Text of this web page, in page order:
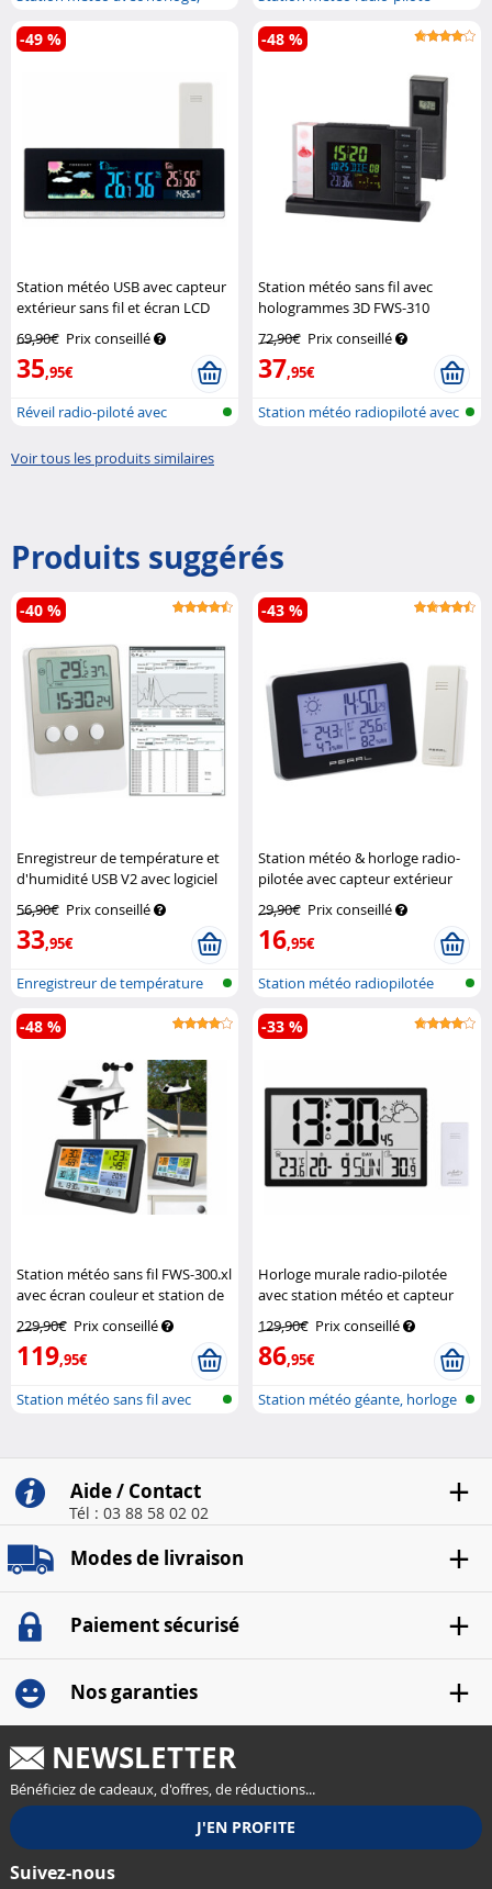
réveil,...
avec cap...
Station météo USB avec capteur
extérieur sans fil et écran LCD
69,90€ Prix conseillé
35,95€
-49 %
Réveil radio-piloté avec
Station météo sans fil avec
hologrammes 3D FWS-310
72,90€ Prix conseillé
37,95€
-48 %
Station météo radiopiloté avec
Voir tous les produits similaires
Produits suggérés
Enregistreur de température et
d'humidité USB V2 avec logiciel
56,90€ Prix conseillé
33,95€
-40 %
Enregistreur de température
et d'hy...
Station météo & horloge radio-
pilotée avec capteur extérieur
29,90€ Prix conseillé
16,95€
-43 %
Station météo radiopilotée
avec cap...
Station météo sans fil FWS-300.xl
avec écran couleur et station de
Infactory
229,90€ Prix conseillé
119,95€
-48 %
Station météo sans fil avec
Horloge murale radio-pilotée
avec station météo et capteur
129,90€ Prix conseillé
86,95€
-33 %
Station météo géante, horloge
Aide / Contact
Tél : 03 88 58 02 02
Modes de livraison
Paiement sécurisé
Nos garanties
NEWSLETTER
Bénéficiez de cadeaux, d'offres, de réductions...
Suivez-nous